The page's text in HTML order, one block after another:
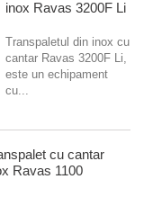
inox Ravas 3200F Li
Transpaletul din inox cu
cantar Ravas 3200F Li,
este un echipament
cu...
cu cantar
Ravas 1100